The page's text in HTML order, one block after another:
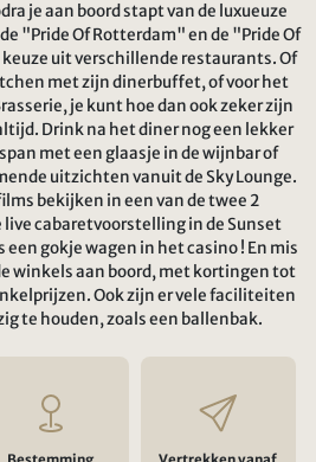
je aan boord stapt van de luxueuze
"Pride Of Rotterdam" en de "Pride Of
keuze uit verschillende restaurants. Of
met zijn dinerbuffet, of voor het
je kunt hoe dan ook zeker zijn
Drink na het diner nog een lekker
met een glaasje in de wijnbar of
uitzichten vanuit de Sky Lounge.
bekijken in een van de twee 2
live cabaretvoorstelling in de Sunset
een gokje wagen in het casino ! En mis
winkels aan boord, met kortingen tot
Ook zijn er vele faciliteiten
te houden, zoals een ballenbak.